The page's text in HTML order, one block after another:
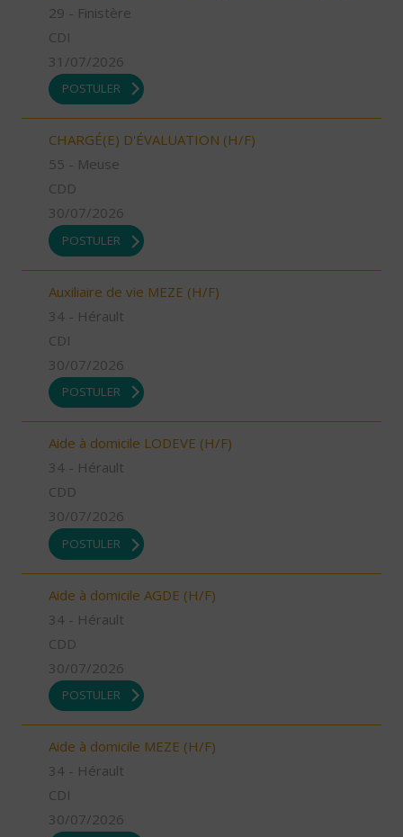
29 - Finistère
CDI
31/07/2026
POSTULER
CHARGÉ(E) D'ÉVALUATION (H/F)
55 - Meuse
CDD
30/07/2026
POSTULER
Auxiliaire de vie MEZE (H/F)
34 - Hérault
CDI
30/07/2026
POSTULER
Aide à domicile LODEVE (H/F)
34 - Hérault
CDD
30/07/2026
POSTULER
Aide à domicile AGDE (H/F)
34 - Hérault
CDD
30/07/2026
POSTULER
Aide à domicile MEZE (H/F)
34 - Hérault
CDI
30/07/2026